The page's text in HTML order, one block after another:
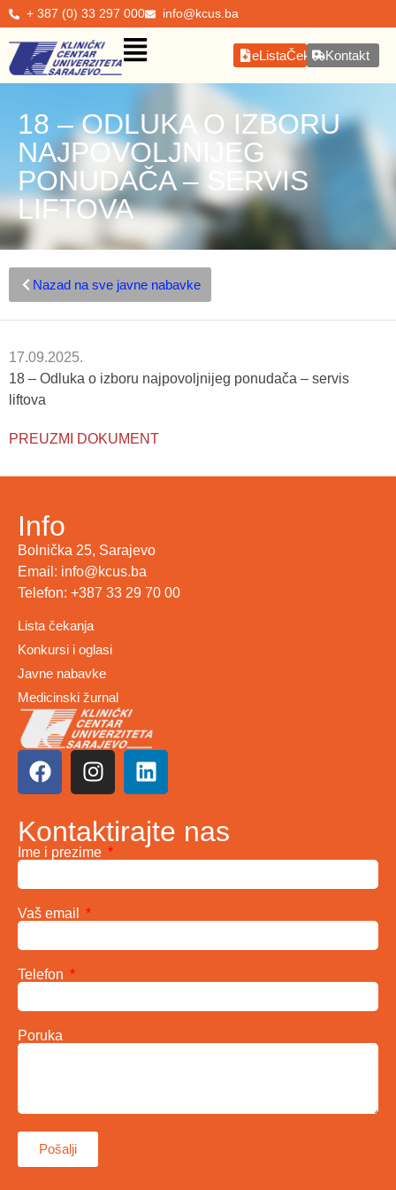
+ 387 (0) 33 297 000 info@kcus.ba
eListaČekanjaKontakt
18 – ODLUKA O IZBORU
NAJPOVOLJNIJEG
PONUDAČA – SERVIS
LIFTOVA
Nazad na sve javne nabavke
17.09.2025.
18 – Odluka o izboru najpovoljnijeg ponudača – servis
liftova
PREUZMI DOKUMENT
Info
Bolnička 25, Sarajevo
Email: info@kcus.ba
Telefon: +387 33 29 70 00
Lista čekanja
Konkursi i oglasi
Javne nabavke
Medicinski žurnal
Kontaktirajte nas
Ime i prezime
Vaš email
Telefon
Poruka
Pošalji